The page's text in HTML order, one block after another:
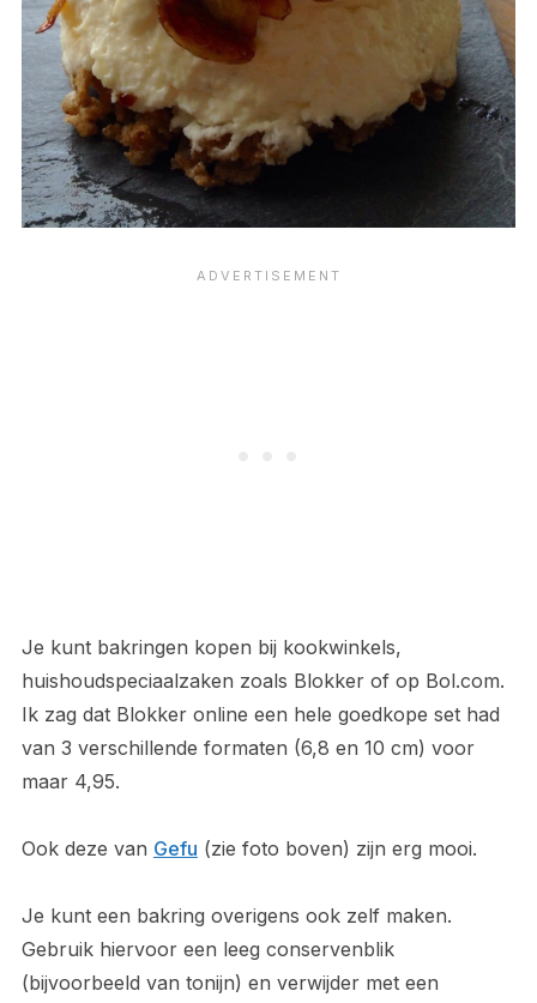
Je kunt bakringen kopen bij kookwinkels,
huishoudspeciaalzaken zoals Blokker of op Bol.com.
Ik zag dat Blokker online een hele goedkope set had
van 3 verschillende formaten (6,8 en 10 cm) voor
maar 4,95.
Ook deze van Gefu (zie foto boven) zijn erg mooi.
Je kunt een bakring overigens ook zelf maken.
Gebruik hiervoor een leeg conservenblik
(bijvoorbeeld van tonijn) en verwijder met een